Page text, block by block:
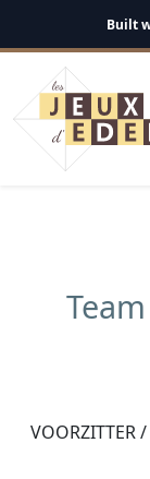
Built
VOORZITTER